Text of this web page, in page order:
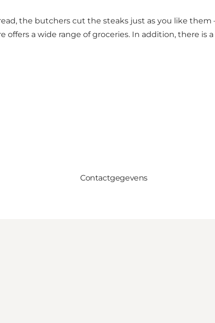
the butchers cut the steaks just as you like
a wide range of groceries. In addition, there is
Contactgegevens